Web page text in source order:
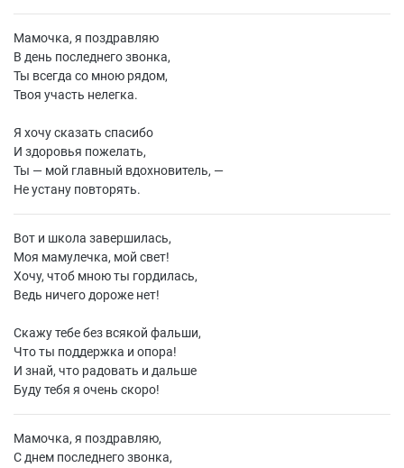
Мамочка, я поздравляю
В день последнего звонка,
Ты всегда со мною рядом,
Твоя участь нелегка.
Я хочу сказать спасибо
И здоровья пожелать,
Ты — мой главный вдохновитель, —
Не устану повторять.
Вот и школа завершилась,
Моя мамулечка, мой свет!
Хочу, чтоб мною ты гордилась,
Ведь ничего дороже нет!
Скажу тебе без всякой фальши,
Что ты поддержка и опора!
И знай, что радовать и дальше
Буду тебя я очень скоро!
Мамочка, я поздравляю,
С днем последнего звонка,